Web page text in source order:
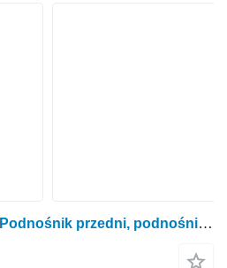
Hak holowniczy SAME Podnośnik przedni, podnośnik Same Titan 145 00090648330B do ciągnika kołowego